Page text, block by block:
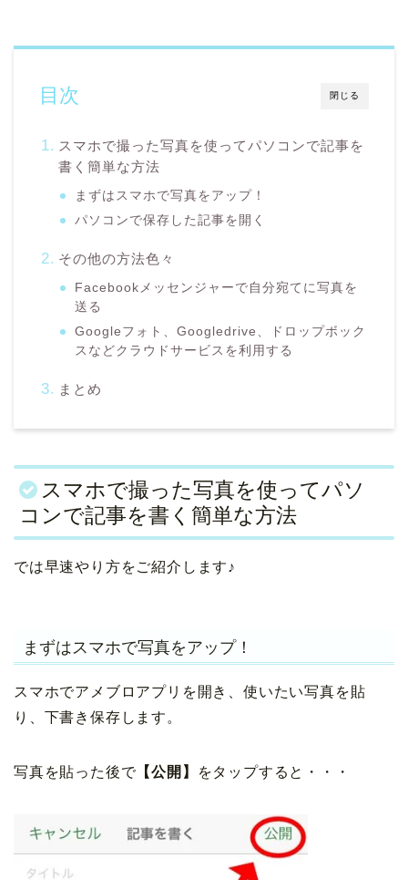
閉じる
目次
スマホで撮った写真を使ってパソコンで記事を
書く簡単な方法
まずはスマホで写真をアップ！
パソコンで保存した記事を開く
その他の方法色々
Facebookメッセンジャーで自分宛てに写真を
送る
Googleフォト、Googledrive、ドロップボック
スなどクラウドサービスを利用する
まとめ
スマホで撮った写真を使ってパソ
コンで記事を書く簡単な方法
では早速やり方をご紹介します♪
まずはスマホで写真をアップ！
スマホでアメブロアプリを開き、使いたい写真を貼
り、下書き保存します。
写真を貼った後で【公開】 をタップすると・・・